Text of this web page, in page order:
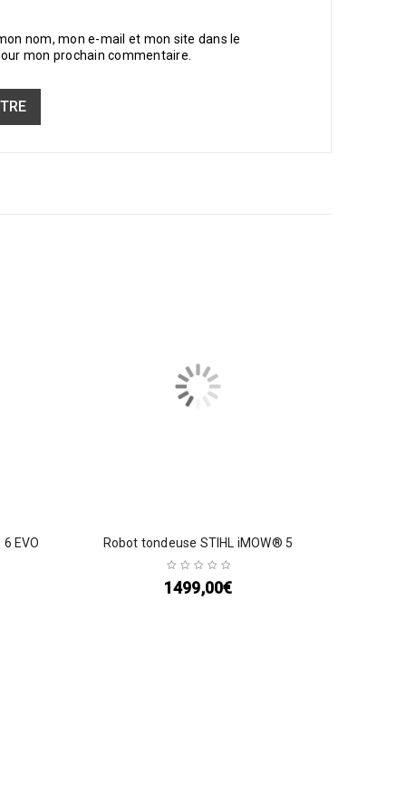
nom, mon e-mail et mon site dans le
mon prochain commentaire.
EVO Robot tondeuse STIHL iMOW® 5
1499,00€